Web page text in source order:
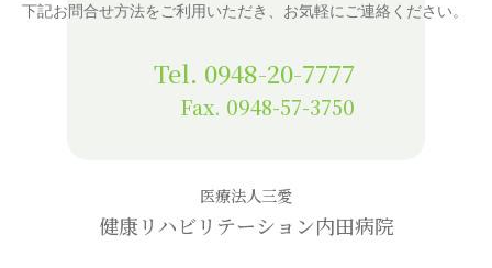
下記お問合せ方法をご利用いただき、お気軽にご連絡ください。
Tel. 0948-20-7777
Fax. 0948-57-3750
医療法人三愛
健康リハビリテーション内田病院